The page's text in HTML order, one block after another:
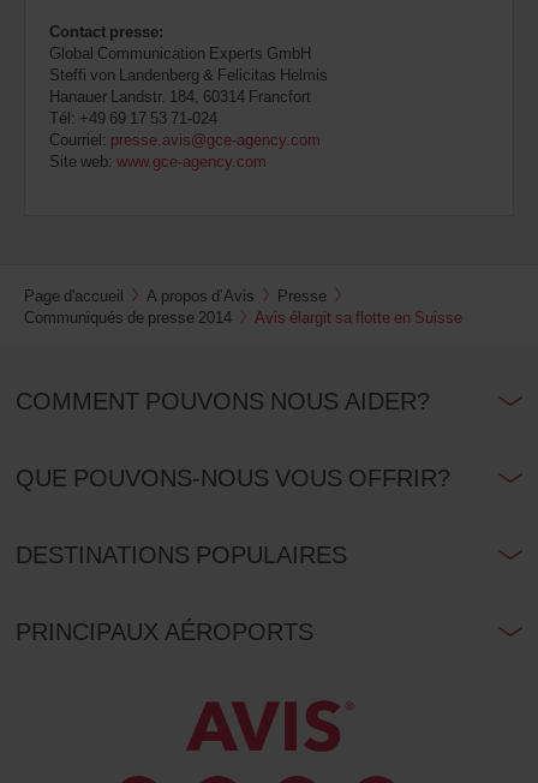
Contact presse:
Global Communication Experts GmbH
Steffi von Landenberg & Felicitas Helmis
Hanauer Landstr. 184, 60314 Francfort
Tél: +49 69 17 53 71-024
Courriel: presse.avis@gce-agency.com
Site web: www.gce-agency.com
Page d'accueil A propos d’Avis
Presse
Communiqués de presse 2014
Avis élargit sa flotte en Suisse
COMMENT POUVONS NOUS AIDER?
QUE POUVONS-NOUS VOUS OFFRIR?
DESTINATIONS POPULAIRES
PRINCIPAUX AÉROPORTS